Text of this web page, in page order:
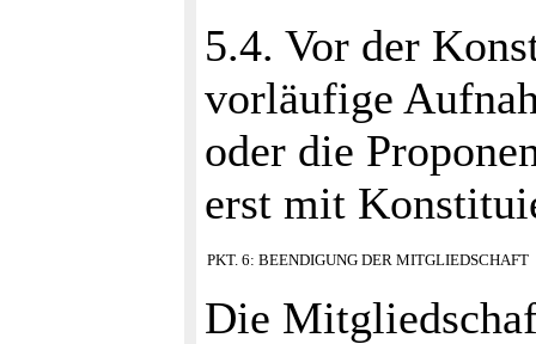
5.4. Vor der
vorläufige
oder die
erst mit
PKT. 6: BEENDIGUNG DER
Die